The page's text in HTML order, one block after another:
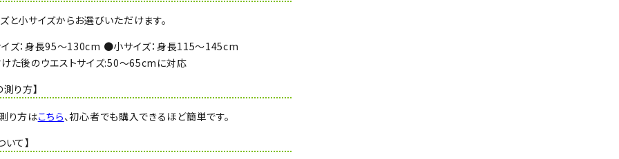
と小サイズからお選びいただけます。
ズ：身長95～130cm ●小サイズ：身長115～145cm
た後のウエストサイズ:50～65cmに対応
測り方】
り方はこちら、初心者でも購入できるほど簡単です。
いて】